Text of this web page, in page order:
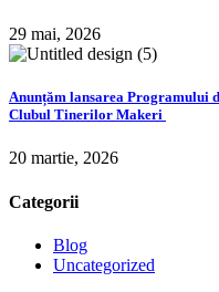
29 mai, 2026
Anunțăm lansarea Programului
Clubul Tinerilor Makeri
20 martie, 2026
Categorii
Blog
Uncategorized